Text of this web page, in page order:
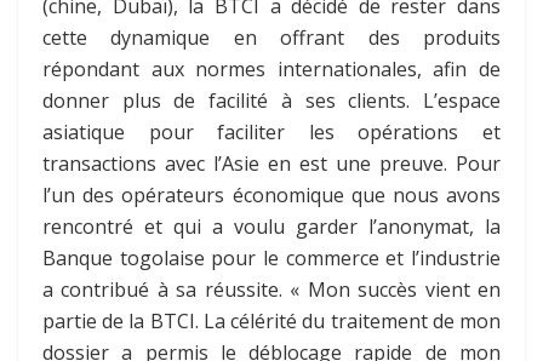
(chine, Dubaï), la BTCI a décidé de rester dans
cette dynamique en offrant des produits
répondant aux normes internationales, afin de
donner plus de facilité à ses clients. L’espace
asiatique pour faciliter les opérations et
transactions avec l’Asie en est une preuve. Pour
l’un des opérateurs économique que nous avons
rencontré et qui a voulu garder l’anonymat, la
Banque togolaise pour le commerce et l’industrie
a contribué à sa réussite. « Mon succès vient en
partie de la BTCI. La célérité du traitement de mon
dossier a permis le déblocage rapide de mon